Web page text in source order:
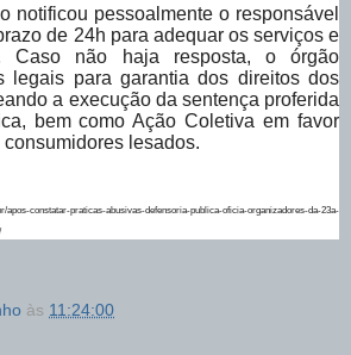
notificou pessoalmente o responsável
de 24h para adequar os serviços e
Caso não haja resposta, o órgão
legais para garantia dos direitos dos
a execução da sentença proferida
bem como Ação Coletiva em favor
lesados.
constatar-praticas-abusivas-defensoria-publica-oficia-organizadores-da-23a-
às 11:24:00